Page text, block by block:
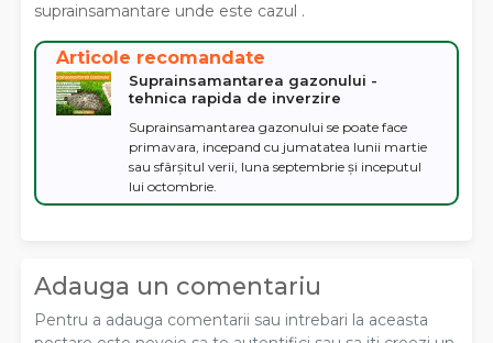
suprainsamantare unde este cazul .
Articole recomandate
Suprainsamantarea gazonului -
tehnica rapida de inverzire
Suprainsamantarea gazonului se poate face
primavara, incepand cu jumatatea lunii martie
sau sfârșitul verii, luna septembrie și inceputul
lui octombrie.
Adauga un comentariu
Pentru a adauga comentarii sau intrebari la aceasta